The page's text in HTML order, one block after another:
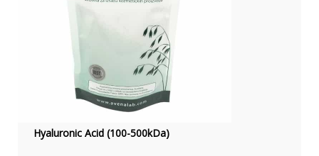
Hyaluronic Acid (100-500kDa)